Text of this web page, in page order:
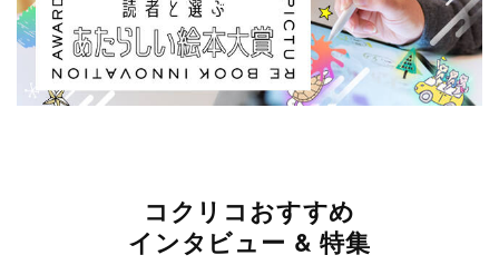
コクリコおすすめ
インタビュー & 特集